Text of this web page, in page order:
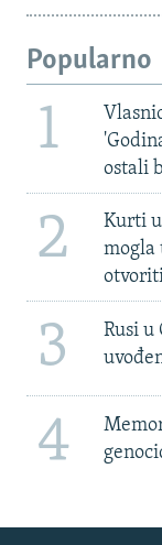
Popularno
1
ostali
2
Kurti
mogla
3
Rusi u
4